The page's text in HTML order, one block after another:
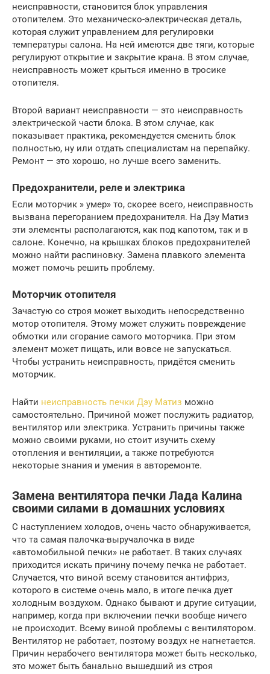
неисправности, становится блок управления
отопителем. Это механическо-электрическая деталь,
которая служит управлением для регулировки
температуры салона. На ней имеются две тяги, которые
регулируют открытие и закрытие крана. В этом случае,
неисправность может крыться именно в тросике
отопителя.
Второй вариант неисправности — это неисправность
электрической части блока. В этом случае, как
показывает практика, рекомендуется сменить блок
полностью, ну или отдать специалистам на перепайку.
Ремонт — это хорошо, но лучше всего заменить.
Предохранители, реле и электрика
Если моторчик » умер» то, скорее всего, неисправность
вызвана перегоранием предохранителя. На Дэу Матиз
эти элементы располагаются, как под капотом, так и в
салоне. Конечно, на крышках блоков предохранителей
можно найти распиновку. Замена плавкого элемента
может помочь решить проблему.
Моторчик отопителя
Зачастую со строя может выходить непосредственно
мотор отопителя. Этому может служить повреждение
обмотки или сгорание самого моторчика. При этом
элемент может пищать, или вовсе не запускаться.
Чтобы устранить неисправность, придётся сменить
моторчик.
Найти неисправность печки Дэу Матиз можно
самостоятельно. Причиной может послужить радиатор,
вентилятор или электрика. Устранить причины также
можно своими руками, но стоит изучить схему
отопления и вентиляции, а также потребуются
некоторые знания и умения в авторемонте.
Замена вентилятора печки Лада Калина
своими силами в домашних условиях
С наступлением холодов, очень часто обнаруживается,
что та самая палочка-выручалочка в виде
«автомобильной печки» не работает. В таких случаях
приходится искать причину почему печка не работает.
Случается, что виной всему становится антифриз,
которого в системе очень мало, в итоге печка дует
холодным воздухом. Однако бывают и другие ситуации,
например, когда при включении печки вообще ничего
не происходит. Всему виной проблемы с вентилятором.
Вентилятор не работает, поэтому воздух не нагнетается.
Причин нерабочего вентилятора может быть несколько,
это может быть банально вышедший из строя